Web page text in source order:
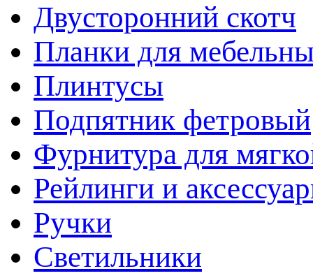
Двусторонний скотч
Планки для
Плинтусы
Подпятник фетровый
Фурнитура для
Рейлинги и
Ручки
Светильники